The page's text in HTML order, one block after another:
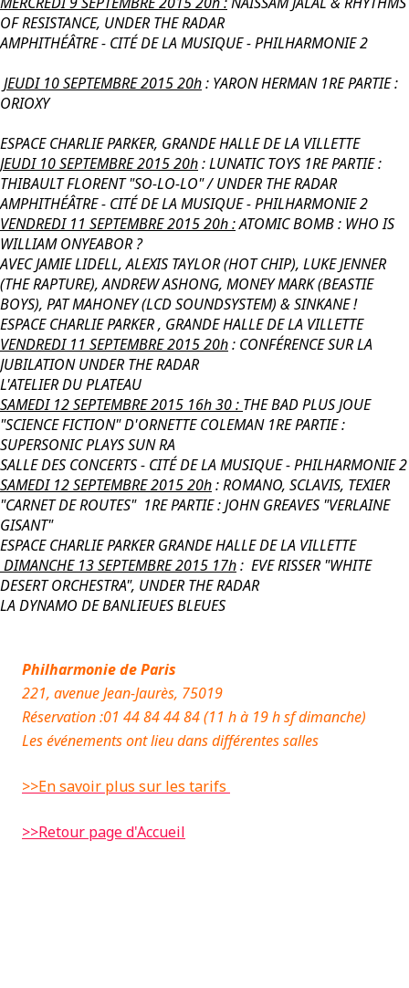
OF RESISTANCE, UNDER THE RADAR
AMPHITHÉÂTRE - CITÉ DE LA MUSIQUE - PHILHARMONIE 2
JEUDI 10 SEPTEMBRE 2015 20h: YARON HERMAN 1RE PARTIE :
ORIOXY
ESPACE CHARLIE PARKER, GRANDE HALLE DE LA VILLETTE
JEUDI 10 SEPTEMBRE 2015 20h: LUNATIC TOYS 1RE PARTIE :
THIBAULT FLORENT "SO-LO-LO" / UNDER THE RADAR
AMPHITHÉÂTRE - CITÉ DE LA MUSIQUE - PHILHARMONIE 2
VENDREDI 11 SEPTEMBRE 2015 20h :ATOMIC BOMB : WHO IS
WILLIAM ONYEABOR ?
AVEC JAMIE LIDELL, ALEXIS TAYLOR (HOT CHIP), LUKE JENNER
(THE RAPTURE), ANDREW ASHONG, MONEY MARK (BEASTIE
BOYS), PAT MAHONEY (LCD SOUNDSYSTEM) & SINKANE !
ESPACE CHARLIE PARKER , GRANDE HALLE DE LA VILLETTE
VENDREDI 11 SEPTEMBRE 2015 20h: CONFÉRENCE SUR LA
JUBILATION UNDER THE RADAR
L'ATELIER DU PLATEAU
SAMEDI 12 SEPTEMBRE 2015 16h 30 : THE BAD PLUS JOUE
"SCIENCE FICTION" D'ORNETTE COLEMAN 1RE PARTIE :
SUPERSONIC PLAYS SUN RA
SALLE DES CONCERTS - CITÉ DE LA MUSIQUE - PHILHARMONIE 2
SAMEDI 12 SEPTEMBRE 2015 20h: ROMANO, SCLAVIS, TEXIER
"CARNET DE ROUTES" 1RE PARTIE : JOHN GREAVES "VERLAINE
GISANT"
ESPACE CHARLIE PARKER GRANDE HALLE DE LA VILLETTE
DIMANCHE 13 SEPTEMBRE 2015 17h: EVE RISSER "WHITE
DESERT ORCHESTRA", UNDER THE RADAR
LA DYNAMO DE BANLIEUES BLEUES
Philharmonie de Paris
221, avenue Jean-Jaurès, 75019
Réservation :01 44 84 44 84 (11 h à 19 h sf dimanche)
Les événements ont lieu dans différentes salles
>>En savoir plus sur les tarifs
>>Retour page d'Accueil